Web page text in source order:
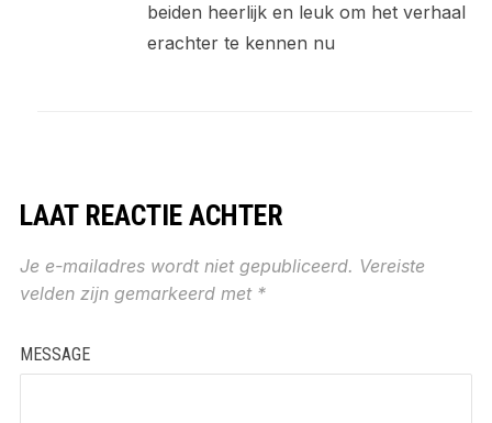
beiden heerlijk en leuk om het verhaal
erachter te kennen nu
LAAT REACTIE ACHTER
Je e-mailadres wordt niet gepubliceerd. Vereiste
velden zijn gemarkeerd met *
MESSAGE